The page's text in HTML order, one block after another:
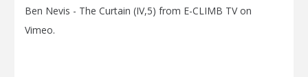
Ben Nevis - The Curtain (IV,5) from E-CLIMB TVon
Vimeo.